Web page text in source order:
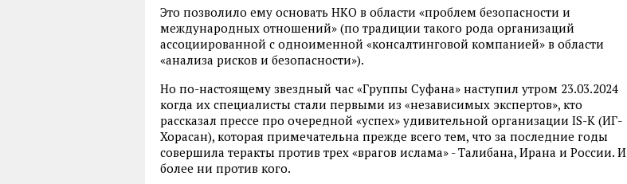
Это позволило ему основать НКО в области «проблем безопасности и
международных отношений» (по традиции такого рода организаций
ассоциированной с одноименной «консалтинговой компанией» в области
«анализа рисков и безопасности»).
Но по-настоящему звездный час «Группы Суфана» наступил утром 23.03.2024
когда их специалисты стали первыми из «независимых экспертов», кто
рассказал прессе про очередной «успех» удивительной организации IS-К (ИГ-
Хорасан), которая примечательна прежде всего тем, что за последние годы
совершила теракты против трех «врагов ислама» - Талибана, Ирана и России. И
более ни против кого.